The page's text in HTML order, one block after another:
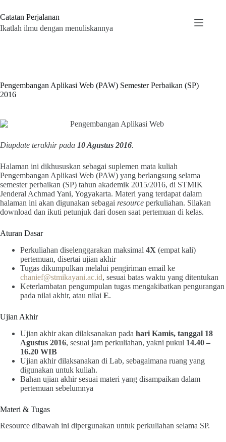
to
content
Catatan Perjalanan
Ikatlah ilmu dengan menuliskannya
Pengembangan Aplikasi Web (PAW) Semester Perbaikan (SP)
2016
Diupdate terakhir pada 10 Agustus 2016.
Halaman ini dikhususkan sebagai suplemen mata kuliah
Pengembangan Aplikasi Web (PAW) yang berlangsung selama
semester perbaikan (SP) tahun akademik 2015/2016, di STMIK
Jenderal Achmad Yani, Yogyakarta. Materi yang terdapat dalam
halaman ini akan digunakan sebagai resource perkuliahan. Silakan
download dan ikuti petunjuk dari dosen saat pertemuan di kelas.
Aturan Dasar
Perkuliahan diselenggarakan maksimal 4X (empat kali)
pertemuan, disertai ujian akhir
Tugas dikumpulkan melalui pengiriman email ke
chanief@stmikayani.ac.id, sesuai batas waktu yang ditentukan
Keterlambatan pengumpulan tugas mengakibatkan pengurangan
pada nilai akhir, atau nilai E.
Ujian Akhir
Ujian akhir akan dilaksanakan pada hari Kamis, tanggal 18
Agustus 2016, sesuai jam perkuliahan, yakni pukul 14.40 –
16.20 WIB
Ujian akhir dilaksanakan di Lab, sebagaimana ruang yang
digunakan untuk kuliah.
Bahan ujian akhir sesuai materi yang disampaikan dalam
pertemuan sebelumnya
Materi & Tugas
Resource dibawah ini dipergunakan untuk perkuliahan selama SP.